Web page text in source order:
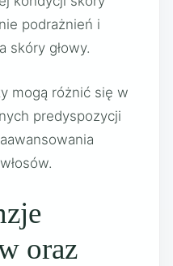
podrażnień i
skóry głowy.
mogą różnić się w
predyspozycji
oraz